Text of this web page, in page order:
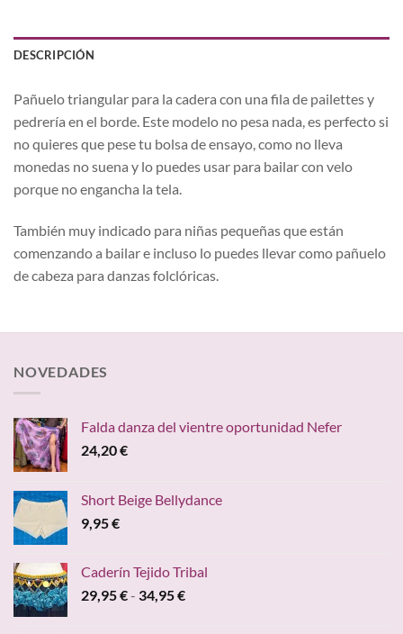
DESCRIPCIÓN
Pañuelo triangular para la cadera con una fila de pailettes y
pedrería en el borde. Este modelo no pesa nada, es perfecto si
no quieres que pese tu bolsa de ensayo, como no lleva
monedas no suena y lo puedes usar para bailar con velo
porque no engancha la tela.
También muy indicado para niñas pequeñas que están
comenzando a bailar e incluso lo puedes llevar como pañuelo
de cabeza para danzas folclóricas.
NOVEDADES
Falda danza del vientre oportunidad Nefer
24,20€
Short Beige Bellydance
9,95€
Caderín Tejido Tribal
29,95€- 34,95€Rango